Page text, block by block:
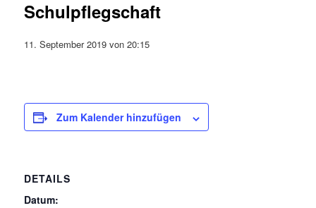
Schulpflegschaft
11. September 2019 von 20:15
Zum Kalender hinzufügen
DETAILS
Datum: